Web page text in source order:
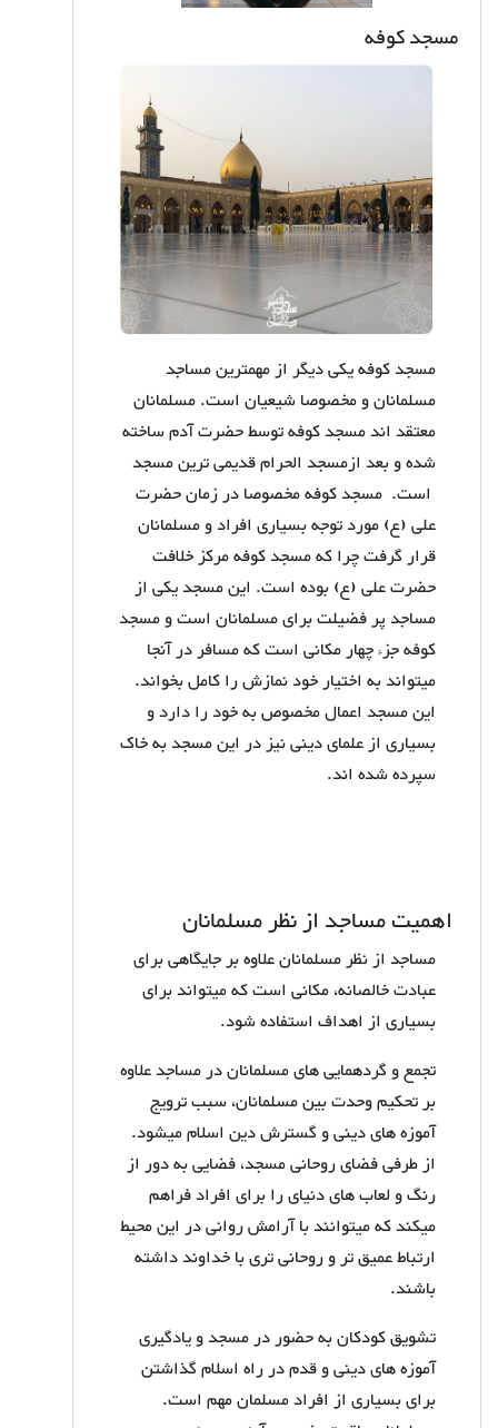
مسجد کوفه
مسجد کوفه یکی دیگر از مهمترین مساجد
مسلمانان و مخصوصا شیعیان است. مسلمانان
معتقد اند مسجد کوفه توسط حضرت آدم ساخته
شده و بعد ازمسجد الحرام قدیمی ترین مسجد
است. مسجد کوفه مخصوصا در زمان حضرت
علی (ع) مورد توجه بسیاری افراد و مسلمانان
قرار گرفت چرا که مسجد کوفه مرکز خلافت
حضرت علی (ع) بوده است. این مسجد یکی از
مساجد پر فضیلت برای مسلمانان است و مسجد
کوفه جزء چهار مکانی است که مسافر در آنجا
میتواند به اختیار خود نمازش را کامل بخواند.
این مسجد اعمال مخصوص به خود را دارد و
بسیاری از علمای دینی نیز در این مسجد به خاک
سپرده شده اند.
اهمیت مساجد از نظر مسلمانان
مساجد از نظر مسلمانان علاوه بر جایگاهی برای
عبادت خالصانه، مکانی است که میتواند برای
بسیاری از اهداف استفاده شود.
تجمع و گردهمایی های مسلمانان در مساجد علاوه
بر تحکیم وحدت بین مسلمانان، سبب ترویج
آموزه های دینی و گسترش دین اسلام میشود.
از طرفی فضای روحانی مسجد، فضایی به دور از
رنگ و لعاب های دنیای را برای افراد فراهم
میکند که میتوانند با آرامش روانی در این محیط
ارتباط عمیق تر و روحانی تری با خداوند داشته
باشند.
تشویق کودکان به حضور در مسجد و یادگیری
آموزه های دینی و قدم در راه اسلام گذاشتن
برای بسیاری از افراد مسلمان مهم است.